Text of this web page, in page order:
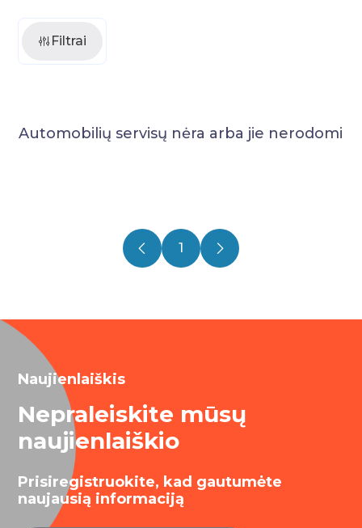
Filtrai
Automobilių servisų nėra arba jie nerodomi
1
Naujienlaiškis
Nepraleiskite mūsų
naujienlaiškio
Prisiregistruokite, kad gautumėte
naujausią informaciją